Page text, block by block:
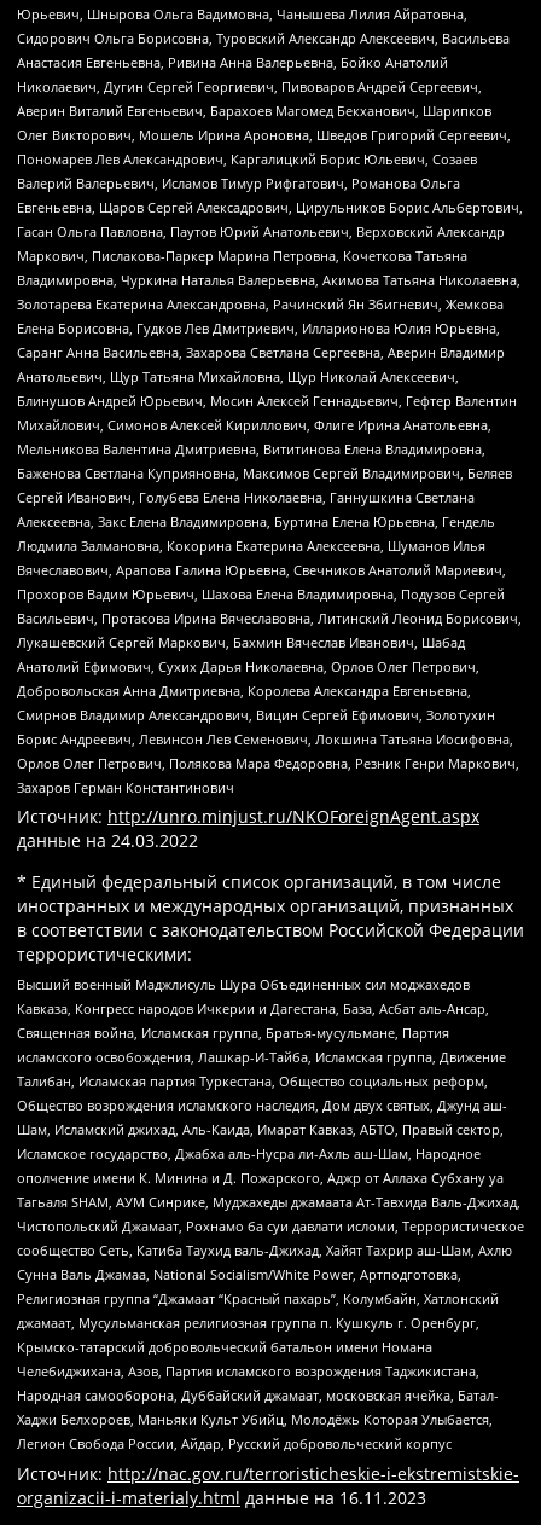
Юрьевич, Шнырова Ольга Вадимовна, Чанышева Лилия Айратовна,
Сидорович Ольга Борисовна, Туровский Александр Алексеевич, Васильева
Анастасия Евгеньевна, Ривина Анна Валерьевна, Бойко Анатолий
Николаевич, Дугин Сергей Георгиевич, Пивоваров Андрей Сергеевич,
Аверин Виталий Евгеньевич, Барахоев Магомед Бекханович, Шарипков
Олег Викторович, Мошель Ирина Ароновна, Шведов Григорий Сергеевич,
Пономарев Лев Александрович, Каргалицкий Борис Юльевич, Созаев
Валерий Валерьевич, Исламов Тимур Рифгатович, Романова Ольга
Евгеньевна, Щаров Сергей Алексадрович, Цирульников Борис Альбертович,
Гасан Ольга Павловна, Паутов Юрий Анатольевич, Верховский Александр
Маркович, Пислакова-Паркер Марина Петровна, Кочеткова Татьяна
Владимировна, Чуркина Наталья Валерьевна, Акимова Татьяна Николаевна,
Золотарева Екатерина Александровна, Рачинский Ян Збигневич, Жемкова
Елена Борисовна, Гудков Лев Дмитриевич, Илларионова Юлия Юрьевна,
Саранг Анна Васильевна, Захарова Светлана Сергеевна, Аверин Владимир
Анатольевич, Щур Татьяна Михайловна, Щур Николай Алексеевич,
Блинушов Андрей Юрьевич, Мосин Алексей Геннадьевич, Гефтер Валентин
Михайлович, Симонов Алексей Кириллович, Флиге Ирина Анатольевна,
Мельникова Валентина Дмитриевна, Вититинова Елена Владимировна,
Баженова Светлана Куприяновна, Максимов Сергей Владимирович, Беляев
Сергей Иванович, Голубева Елена Николаевна, Ганнушкина Светлана
Алексеевна, Закс Елена Владимировна, Буртина Елена Юрьевна, Гендель
Людмила Залмановна, Кокорина Екатерина Алексеевна, Шуманов Илья
Вячеславович, Арапова Галина Юрьевна, Свечников Анатолий Мариевич,
Прохоров Вадим Юрьевич, Шахова Елена Владимировна, Подузов Сергей
Васильевич, Протасова Ирина Вячеславовна, Литинский Леонид Борисович,
Лукашевский Сергей Маркович, Бахмин Вячеслав Иванович, Шабад
Анатолий Ефимович, Сухих Дарья Николаевна, Орлов Олег Петрович,
Добровольская Анна Дмитриевна, Королева Александра Евгеньевна,
Смирнов Владимир Александрович, Вицин Сергей Ефимович, Золотухин
Борис Андреевич, Левинсон Лев Семенович, Локшина Татьяна Иосифовна,
Орлов Олег Петрович, Полякова Мара Федоровна, Резник Генри Маркович,
Захаров Герман Константинович
Источник: http://unro.minjust.ru/NKOForeignAgent.aspx
данные на 24.03.2022
* Единый федеральный список организаций, в том числе
иностранных и международных организаций, признанных
в соответствии с законодательством Российской Федерации
террористическими:
Высший военный Маджлисуль Шура Объединенных сил моджахедов
Кавказа, Конгресс народов Ичкерии и Дагестана, База, Асбат аль-Ансар,
Священная война, Исламская группа, Братья-мусульмане, Партия
исламского освобождения, Лашкар-И-Тайба, Исламская группа, Движение
Талибан, Исламская партия Туркестана, Общество социальных реформ,
Общество возрождения исламского наследия, Дом двух святых, Джунд аш-
Шам, Исламский джихад, Аль-Каида, Имарат Кавказ, АБТО, Правый сектор,
Исламское государство, Джабха аль-Нусра ли-Ахль аш-Шам, Народное
ополчение имени К. Минина и Д. Пожарского, Аджр от Аллаха Субхану уа
Тагьаля SHAM, АУМ Синрике, Муджахеды джамаата Ат-Тавхида Валь-Джихад,
Чистопольский Джамаат, Рохнамо ба суи давлати исломи, Террористическое
сообщество Сеть, Катиба Таухид валь-Джихад, Хайят Тахрир аш-Шам, Ахлю
Сунна Валь Джамаа, National Socialism/White Power, Артподготовка,
Религиозная группа “Джамаат “Красный пахарь”, Колумбайн, Хатлонский
джамаат, Мусульманская религиозная группа п. Кушкуль г. Оренбург,
Крымско-татарский добровольческий батальон имени Номана
Челебиджихана, Азов, Партия исламского возрождения Таджикистана,
Народная самооборона, Дуббайский джамаат, московская ячейка, Батал-
Хаджи Белхороев, Маньяки Культ Убийц, Молодёжь Которая Улыбается,
Легион Свобода России, Айдар, Русский добровольческий корпус
Источник: http://nac.gov.ru/terroristicheskie-i-ekstremistskie-
organizacii-i-materialy.html данные на 16.11.2023